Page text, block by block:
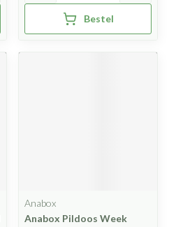
Bestel
Anabox
Anabox Pildoos Week